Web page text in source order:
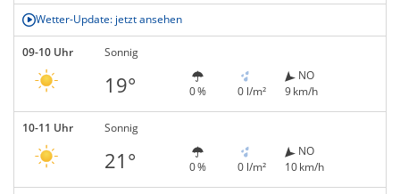
Wetter-Update: jetzt ansehen
09-10 Uhr Sonnig
19° 0 % 0 l/m²
NO
9 km/h
10-11 Uhr Sonnig
21° 0 % 0 l/m²
NO
10 km/h